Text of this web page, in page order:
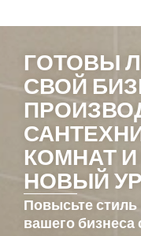
ГОТОВЫ
СВОЙ
КОМНАТ
НОВЫЙ
Повысьте
вашего